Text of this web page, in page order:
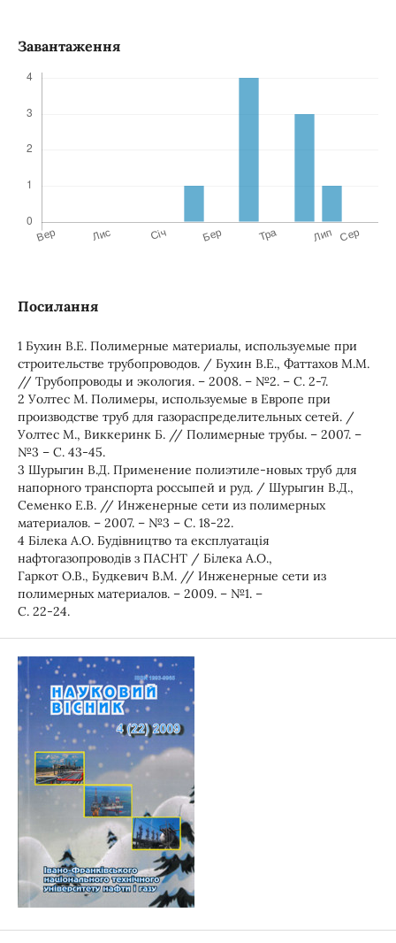
Завантаження
Посилання
1 Бухин В.Е. Полимерные материалы, используемые при
строительстве трубопроводов. / Бухин В.Е., Фаттахов М.М.
// Трубопроводы и экология. – 2008. – №2. – С. 2-7.
2 Уолтес М. Полимеры, используемые в Европе при
производстве труб для газораспределительных сетей. /
Уолтес М., Виккеринк Б. // Полимерные трубы. – 2007. –
№3 – С. 43-45.
3 Шурыгин В.Д. Применение полиэтиле-новых труб для
напорного транспорта россыпей и руд. / Шурыгин В.Д.,
Семенко Е.В. // Инженерные сети из полимерных
материалов. – 2007. – №3 – С. 18-22.
4 Білека А.О. Будівництво та експлуатація
нафтогазопроводів з ПАСНТ / Білека А.О.,
Гаркот О.В., Будкевич В.М. // Инженерные сети из
полимерных материалов. – 2009. – №1. –
С. 22-24.